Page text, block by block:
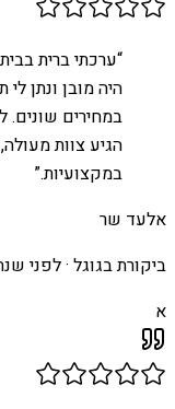
“ערכתי ברית
היה מובן ונתן
במחירים שונים.
הגיע צוות
במקצועיות.”
אלעד שר
ביקורת בגוגל ·לפני
א